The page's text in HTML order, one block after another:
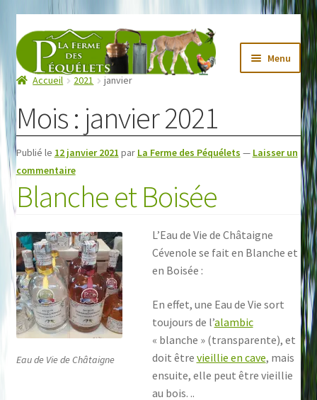
Aller
à
la
navigation
Aller
au
contenu
Menu
La Ferme des Péquélets
Notre Actu !
Les Recettes de Julie
Boutique
Mon compte
Accueil 2021 janvier
Mois : janvier 2021
Publié le 12 janvier 2021 par La Ferme des Péquélets — Laisser un
commentaire
Blanche et Boisée
Eau de Vie de Châtaigne
L’Eau de Vie de Châtaigne
Cévenole se fait en Blanche et
en Boisée :
En effet, une Eau de Vie sort
toujours de l’alambic
« blanche » (transparente), et
doit être vieillie en cave, mais
ensuite, elle peut être vieillie
au bois. ..